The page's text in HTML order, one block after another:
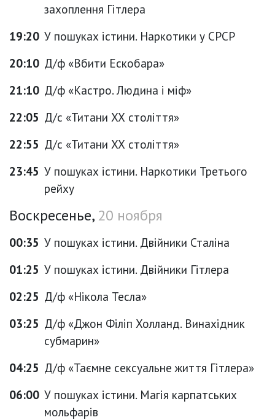
захоплення Гітлера
19:20 У пошуках істини. Наркотики у СРСР
20:10 Д/ф «Вбити Ескобара»
21:10 Д/ф «Кастро. Людина і міф»
22:05 Д/с «Титани ХХ століття»
22:55 Д/с «Титани ХХ століття»
23:45 У пошуках істини. Наркотики Третього
рейху
Воскресенье, 20 ноября
00:35 У пошуках істини. Двійники Сталіна
01:25 У пошуках істини. Двійники Гітлера
02:25 Д/ф «Нікола Тесла»
03:25 Д/ф «Джон Філіп Холланд. Винахідник
субмарин»
04:25 Д/ф «Таємне сексуальне життя Гітлера»
06:00 У пошуках істини. Магія карпатських
мольфарів